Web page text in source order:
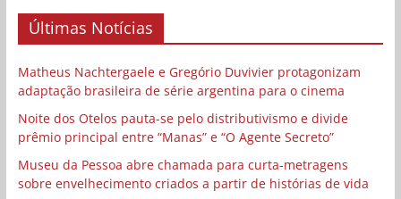
Últimas Notícias
Matheus Nachtergaele e Gregório Duvivier protagonizam
adaptação brasileira de série argentina para o cinema
Noite dos Otelos pauta-se pelo distributivismo e divide
prêmio principal entre “Manas” e “O Agente Secreto”
Museu da Pessoa abre chamada para curta-metragens
sobre envelhecimento criados a partir de histórias de vida